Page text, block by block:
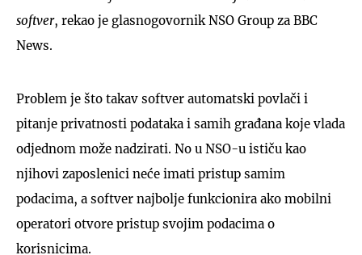
softver, rekao je glasnogovornik NSO Group za BBC
News.
Problem je što takav softver automatski povlači i
pitanje privatnosti podataka i samih građana koje vlada
odjednom može nadzirati. No u NSO-u ističu kao
njihovi zaposlenici neće imati pristup samim
podacima, a softver najbolje funkcionira ako mobilni
operatori otvore pristup svojim podacima o
korisnicima.